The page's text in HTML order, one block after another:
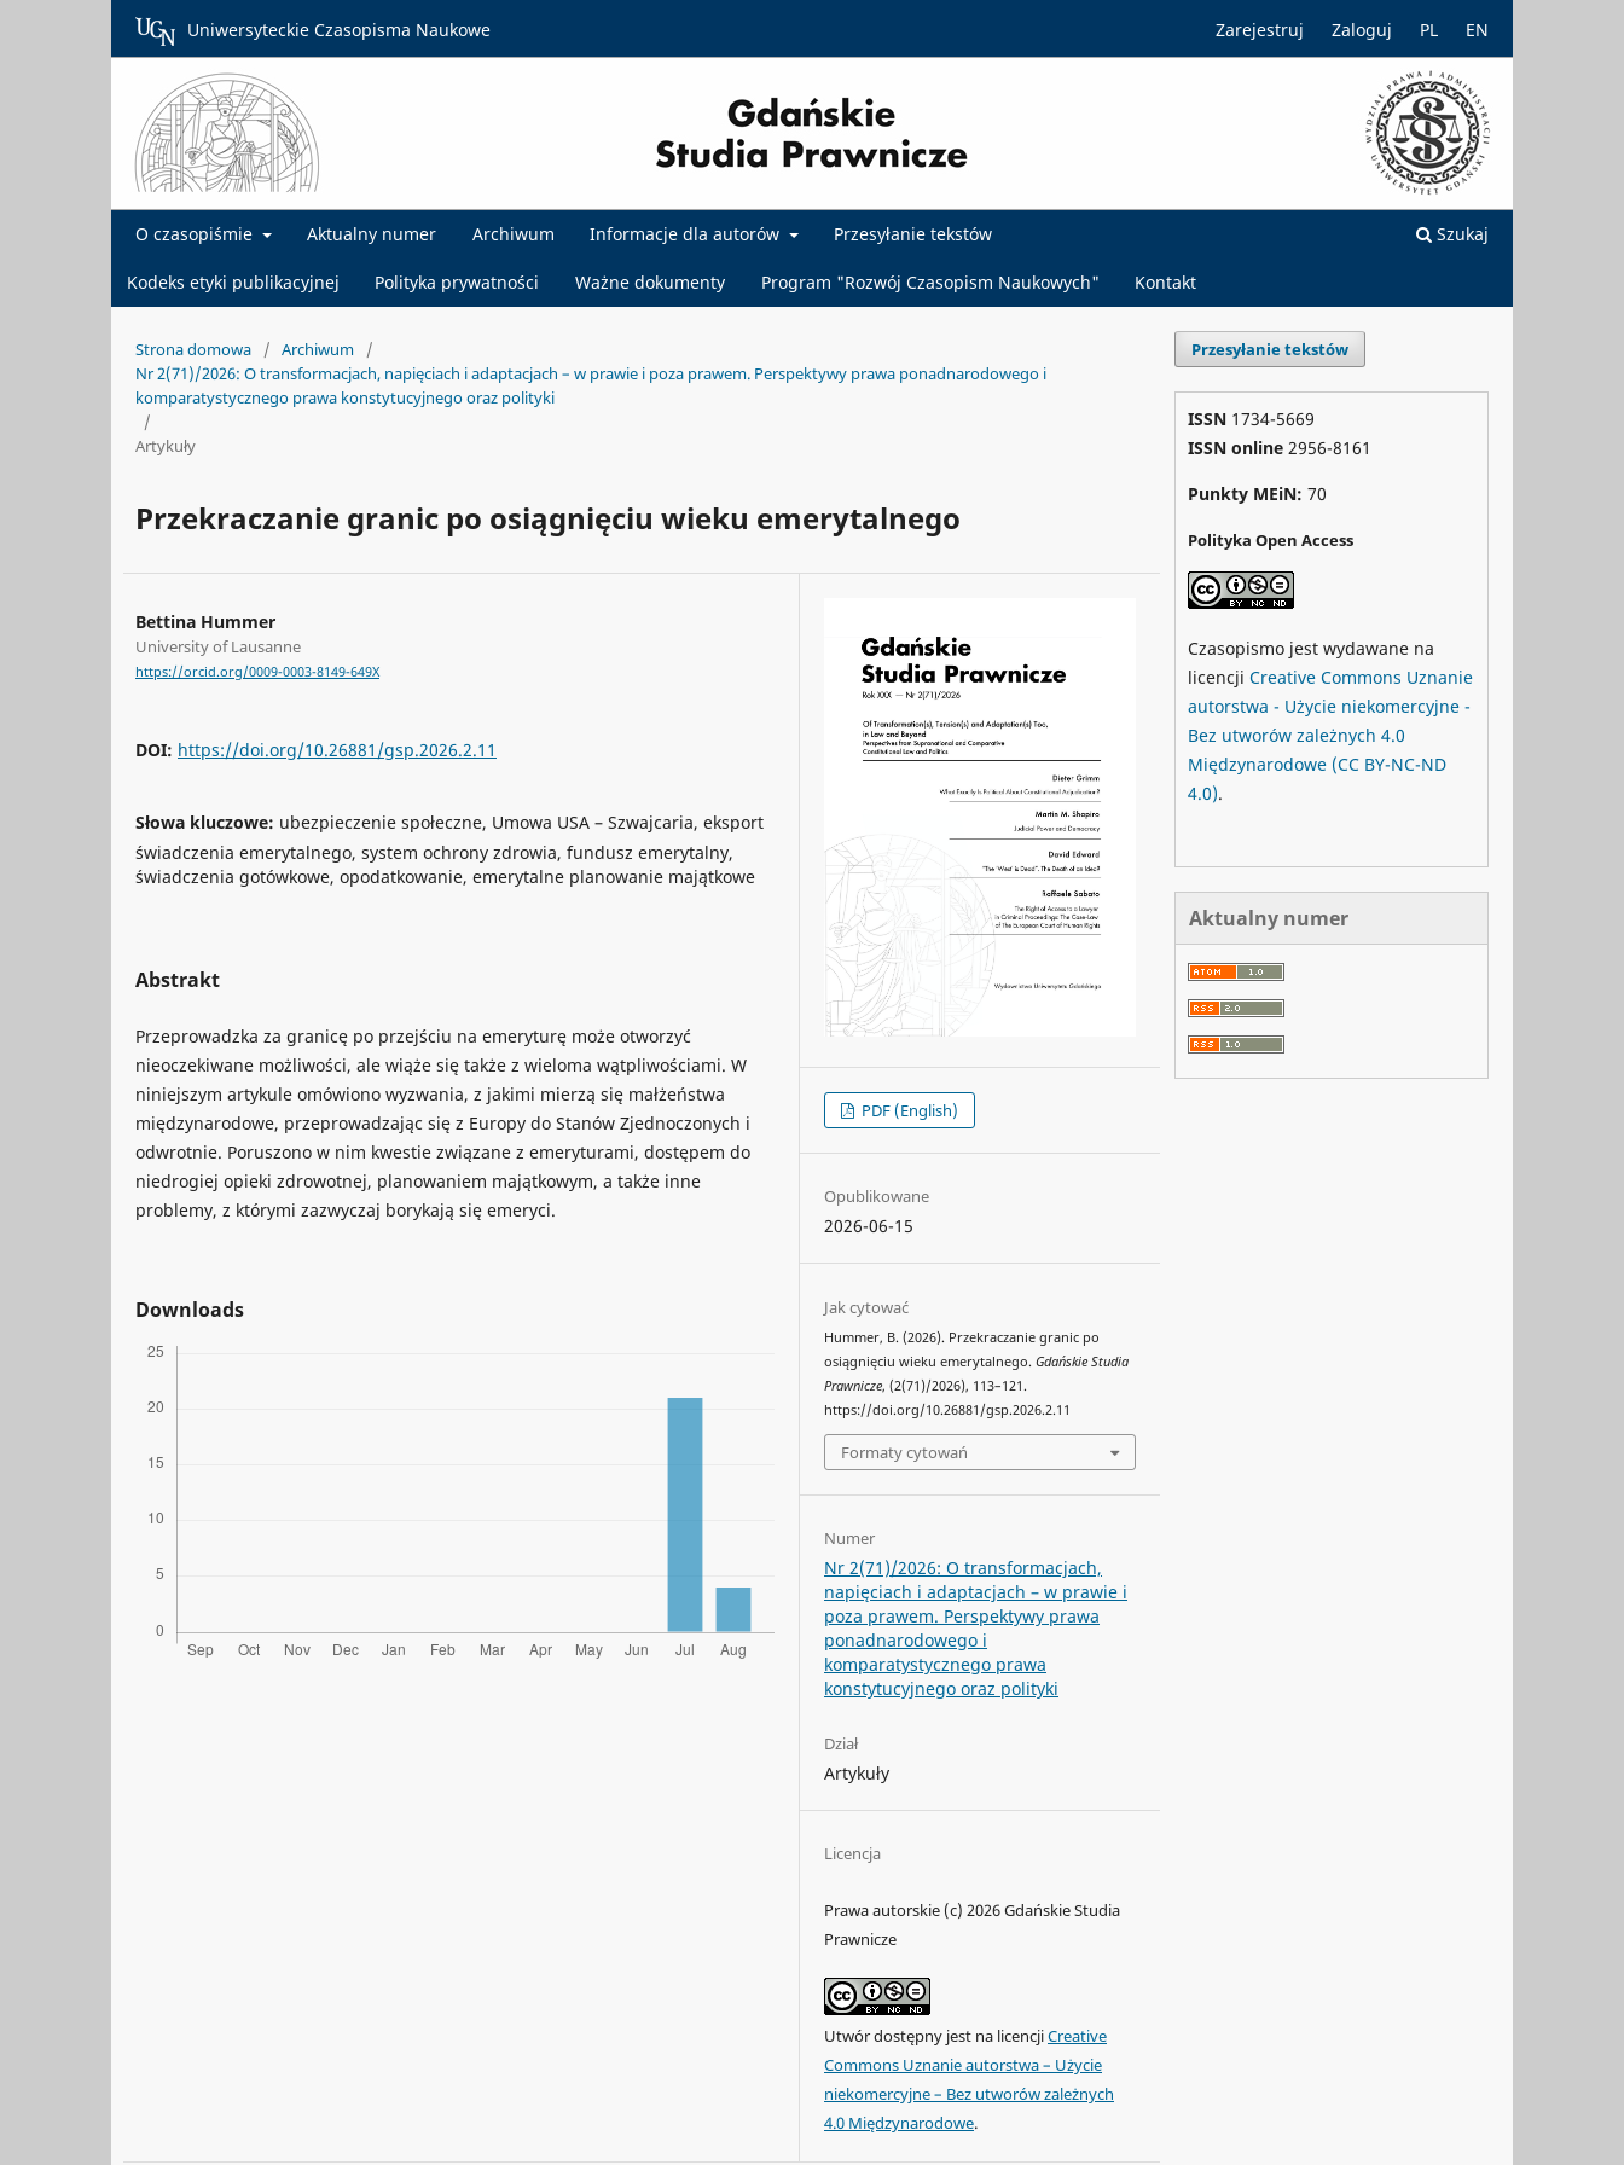
O czasopiśmie Aktualny numer Archiwum Informacje dla autorów Przesyłanie tekstów
Kodeks etyki publikacyjnej Polityka prywatności Ważne dokumenty Program "Rozwój Czasopism Naukowych" Kontakt
Szukaj
Zarejestruj Zaloguj PL EN
Uniwersyteckie Czasopisma Naukowe
Strona domowa / Archiwum
/
Nr 2(71)/2026: O transformacjach, napięciach i adaptacjach – w prawie i poza prawem. Perspektywy prawa ponadnarodowego i
komparatystycznego prawa konstytucyjnego oraz polityki
/
Artykuły
Przekraczanie granic po osiągnięciu wieku emerytalnego
Bettina Hummer
University of Lausanne
https://orcid.org/0009-0003-8149-649X
DOI: https://doi.org/10.26881/gsp.2026.2.11
Słowa kluczowe: ubezpieczenie społeczne, Umowa USA – Szwajcaria, eksport
świadczenia emerytalnego, system ochrony zdrowia, fundusz emerytalny,
świadczenia gotówkowe, opodatkowanie, emerytalne planowanie majątkowe
Abstrakt
Przeprowadzka za granicę po przejściu na emeryturę może otworzyć
nieoczekiwane możliwości, ale wiąże się także z wieloma wątpliwościami. W
niniejszym artykule omówiono wyzwania, z jakimi mierzą się małżeństwa
międzynarodowe, przeprowadzając się z Europy do Stanów Zjednoczonych i
odwrotnie. Poruszono w nim kwestie związane z emeryturami, dostępem do
niedrogiej opieki zdrowotnej, planowaniem majątkowym, a także inne
problemy, z którymi zazwyczaj borykają się emeryci.
Downloads
PDF (English)
Opublikowane
2026-06-15
Jak cytować
Hummer, B. (2026). Przekraczanie granic po
osiągnięciu wieku emerytalnego.Gdańskie Studia
Prawnicze, (2(71)/2026), 113–121.
https://doi.org/10.26881/gsp.2026.2.11
Formaty cytowań
Numer
Nr 2(71)/2026: O transformacjach,
napięciach i adaptacjach – w prawie i
poza prawem. Perspektywy prawa
ponadnarodowego i
komparatystycznego prawa
konstytucyjnego oraz polityki
Dział
Artykuły
Licencja
Prawa autorskie (c) 2026 Gdańskie Studia
Prawnicze
Utwór dostępny jest na licencjiCreative
Commons Uznanie autorstwa – Użycie
niekomercyjne – Bez utworów zależnych
4.0 Międzynarodowe.
Przesyłanie tekstów
ISSN 1734-5669
ISSN online 2956-8161
Punkty MEiN: 70
Polityka Open Access
Czasopismo jest wydawane na
licencji Creative Commons Uznanie
autorstwa - Użycie niekomercyjne -
Bez utworów zależnych 4.0
Międzynarodowe (CC BY-NC-ND
4.0).
Aktualny numer